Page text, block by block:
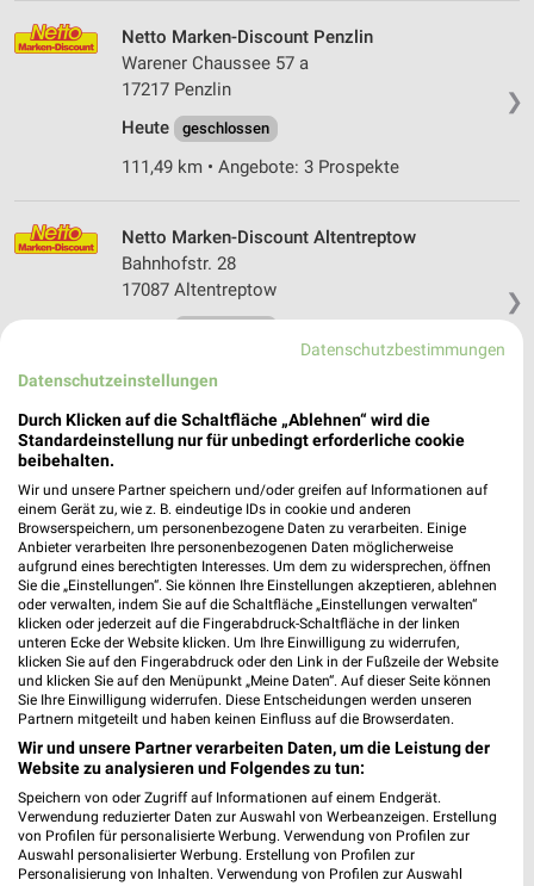
❯
Netto Marken-Discount Penzlin
Warener Chaussee 57 a
17217 Penzlin
Heute
geschlossen
111,49 km • Angebote: 3 Prospekte
❯
Netto Marken-Discount Altentreptow
Bahnhofstr. 28
17087 Altentreptow
Netto Marken-Discount Rosenow
17091 Rosenow
Heute geschlossen
125,62 km • Angebote: 3 Prospekte
Netto Marken-Discount Möllenhagen
Industriegelände 24
17219 Möllenhagen
Heute geschlossen
115,96 km • Angebote: 3 Prospekte
Netto Marken-Discount Woldegk
Mühlendamm 8a
Datenschutzbestimmungen
Datenschutzeinstellungen
Durch Klicken auf die Schaltfläche „Ablehnen“ wird die
Standardeinstellung nur für unbedingt erforderliche cookie
beibehalten.
Wir und unsere Partner speichern und/oder greifen auf Informationen auf
einem Gerät zu, wie z. B. eindeutige IDs in cookie und anderen
Browserspeichern, um personenbezogene Daten zu verarbeiten. Einige
Anbieter verarbeiten Ihre personenbezogenen Daten möglicherweise
aufgrund eines berechtigten Interesses. Um dem zu widersprechen, öffnen
Sie die „Einstellungen“. Sie können Ihre Einstellungen akzeptieren, ablehnen
oder verwalten, indem Sie auf die Schaltfläche „Einstellungen verwalten“
klicken oder jederzeit auf die Fingerabdruck-Schaltfläche in der linken
unteren Ecke der Website klicken. Um Ihre Einwilligung zu widerrufen,
klicken Sie auf den Fingerabdruck oder den Link in der Fußzeile der Website
und klicken Sie auf den Menüpunkt „Meine Daten“. Auf dieser Seite können
Sie Ihre Einwilligung widerrufen. Diese Entscheidungen werden unseren
Partnern mitgeteilt und haben keinen Einfluss auf die Browserdaten.
Wir und unsere Partner verarbeiten Daten, um die Leistung der
Website zu analysieren und Folgendes zu tun:
Speichern von oder Zugriff auf Informationen auf einem Endgerät.
Verwendung reduzierter Daten zur Auswahl von Werbeanzeigen. Erstellung
von Profilen für personalisierte Werbung. Verwendung von Profilen zur
Auswahl personalisierter Werbung. Erstellung von Profilen zur
Personalisierung von Inhalten. Verwendung von Profilen zur Auswahl